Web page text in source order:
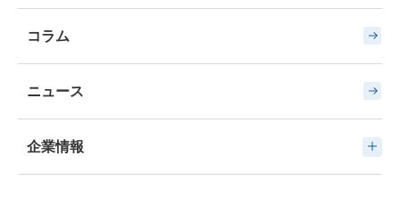
コラム
ニュース
企業情報